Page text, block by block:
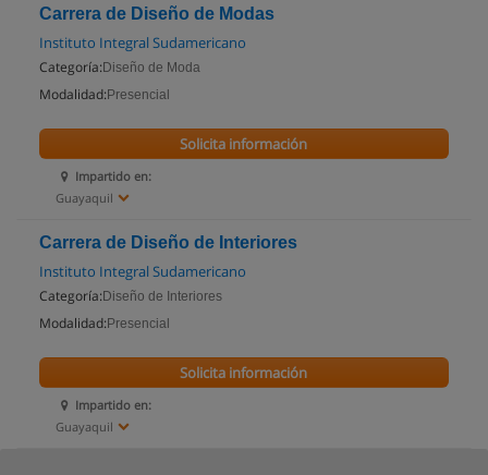
Carrera de Diseño de Modas
Instituto Integral Sudamericano
Categoría: Diseño de Moda
Modalidad: Presencial
Impartido en:
Guayaquil
Solicita información
Carrera de Diseño de Interiores
Instituto Integral Sudamericano
Categoría: Diseño de Interiores
Modalidad: Presencial
Impartido en:
Guayaquil
Solicita información